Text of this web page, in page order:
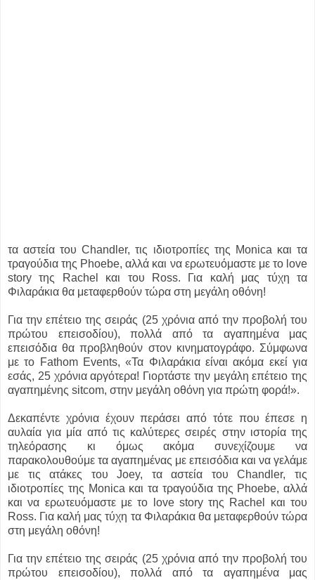
τα αστεία του Chandler, τις ιδιοτροπίες της Monica και τα
τραγούδια της Phoebe, αλλά και να ερωτευόμαστε με το love
story της Rachel και του Ross. Για καλή μας τύχη τα
Φιλαράκια θα μεταφερθούν τώρα στη μεγάλη οθόνη!
Για την επέτειο της σειράς (25 χρόνια από την προβολή του
πρώτου επεισοδίου), πολλά από τα αγαπημένα μας
επεισόδια θα προβληθούν στον κινηματογράφο. Σύμφωνα
με το Fathom Events, «Τα Φιλαράκια είναι ακόμα εκεί για
εσάς, 25 χρόνια αργότερα! Γιορτάστε την μεγάλη επέτειο της
αγαπημένης sitcom, στην μεγάλη οθόνη για πρώτη φορά!».
Δεκαπέντε χρόνια έχουν περάσει από τότε που έπεσε η
αυλαία για μία από τις καλύτερες σειρές στην ιστορία της
τηλεόρασης κι όμως ακόμα συνεχίζουμε να
παρακολουθούμε τα αγαπημένας με επεισόδια και να γελάμε
με τις ατάκες του Joey, τα αστεία του Chandler, τις
ιδιοτροπίες της Monica και τα τραγούδια της Phoebe, αλλά
και να ερωτευόμαστε με το love story της Rachel και του
Ross. Για καλή μας τύχη τα Φιλαράκια θα μεταφερθούν τώρα
στη μεγάλη οθόνη!
Για την επέτειο της σειράς (25 χρόνια από την προβολή του
πρώτου επεισοδίου), πολλά από τα αγαπημένα μας